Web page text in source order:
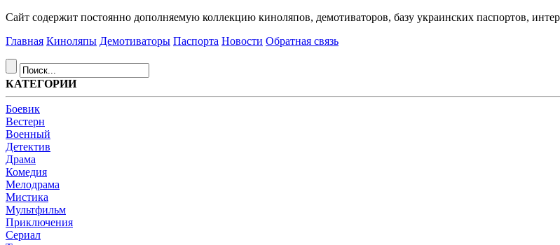
Сайт содержит постоянно дополняемую коллекцию киноляпов, демотиваторов, базу украинских паспортов,
Главная Киноляпы Демотиваторы Паспорта Новости Обратная связь
КАТЕГОРИИ
Боевик
Вестерн
Военный
Детектив
Драма
Комедия
Мелодрама
Мистика
Мультфильм
Приключения
Сериал